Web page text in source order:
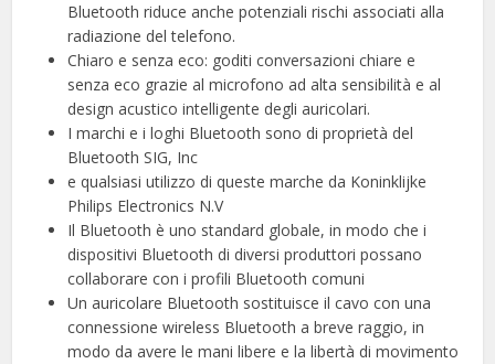
Bluetooth riduce anche potenziali rischi associati alla
radiazione del telefono.
Chiaro e senza eco: goditi conversazioni chiare e
senza eco grazie al microfono ad alta sensibilità e al
design acustico intelligente degli auricolari.
I marchi e i loghi Bluetooth sono di proprietà del
Bluetooth SIG, Inc
e qualsiasi utilizzo di queste marche da Koninklijke
Philips Electronics N.V
Il Bluetooth è uno standard globale, in modo che i
dispositivi Bluetooth di diversi produttori possano
collaborare con i profili Bluetooth comuni
Un auricolare Bluetooth sostituisce il cavo con una
connessione wireless Bluetooth a breve raggio, in
modo da avere le mani libere e la libertà di movimento